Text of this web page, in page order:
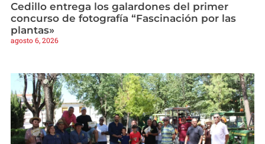
Cedillo entrega los galardones del primer
concurso de fotografía “Fascinación por las
plantas»
agosto 6, 2026